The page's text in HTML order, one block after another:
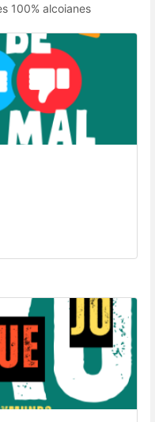
100% alcoianes